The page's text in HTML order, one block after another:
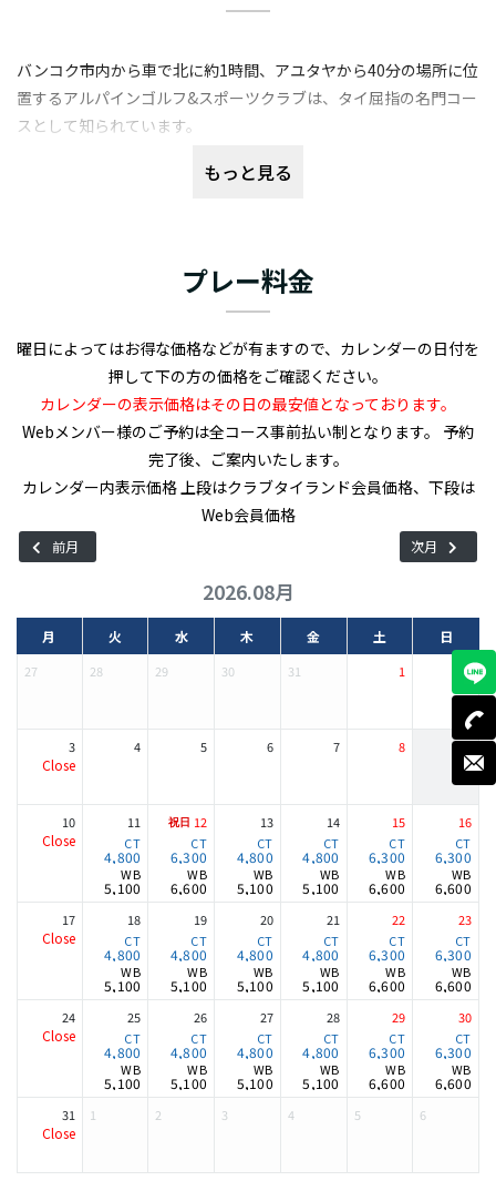
バンコク市内から車で北に約1時間、アユタヤから40分の場所に位
置するアルパインゴルフ&スポーツクラブは、タイ屈指の名門コー
スとして知られています。
れ、その戦略性の高いコースレイアウトと充実した施設で国内外
ターハザード、バンカーが巧みに配置されており、攻守のバラン
アルパインゴルフ&スポーツクラブは、アップダウンのある戦略的
なコースレイアウトが特徴です。
特に、18番ホールはパーオンが非常に難しいことで知られていま
す。
グリーンは比較的大きめですが、アンジュレーションがあり、距離
併設施設には、広々としたクラブハウス、レストラン、プロショ
ップ、ロッカールームなどがあります。練習場だけでなく、ジャグ
ジーやサウナも完備されており、ゴルフ以外も楽しめます。
さらに、日本語を話せるスタッフもおり、きめ細やかなホスピタ
戦略性の高いコースレイアウト、充実した施設、きめ細やかなホ
スピタリティなど、魅力満載のアルパインゴルフ&スポーツクラブ
は、バンコク市内からのアクセスも良好で、タイ旅行の際にぜひ
もっと見る
プレー料金
曜日によってはお得な価格などが有ますので、カレンダーの日付を
押して下の方の価格をご確認ください。
カレンダーの表示価格はその日の最安値となっております。
Webメンバー様のご予約は全コース事前払い制となります。 予約
完了後、ご案内いたします。
カレンダー内表示価格 上段はクラブタイランド会員価格、下段は
Web会員価格
前月 次月
2026.08月
月 火 水 木 金 土 日
27 28 29 30 31 1 2
3
Close
4 5 6 7 8 9
10
Close
11
4,800
5,100
12
6,300
6,600
13
4,800
5,100
14
4,800
5,100
15
6,300
6,600
16
6,300
6,600
17
Close
18
4,800
5,100
19
4,800
5,100
20
4,800
5,100
21
4,800
5,100
22
6,300
6,600
23
6,300
6,600
24
Close
25
4,800
5,100
26
4,800
5,100
27
4,800
5,100
28
4,800
5,100
29
6,300
6,600
30
6,300
6,600
31
Close
1 2 3 4 5 6